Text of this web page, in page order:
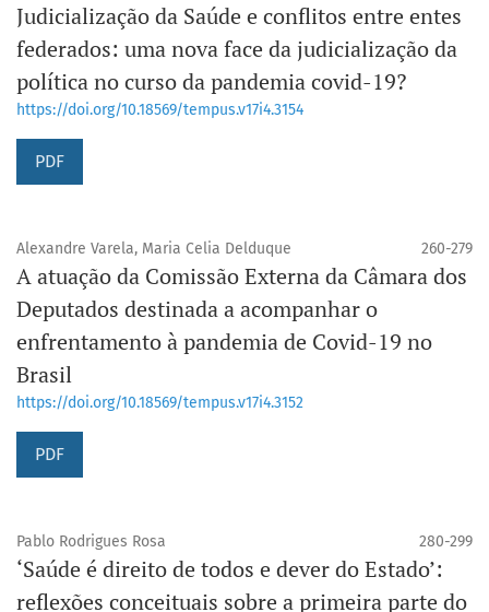
Judicialização da Saúde e conflitos entre entes
federados: uma nova face da judicialização da
política no curso da pandemia covid-19?
https://doi.org/10.18569/tempus.v17i4.3154
PDF
Alexandre Varela, Maria Celia Delduque 260-279
A atuação da Comissão Externa da Câmara dos
Deputados destinada a acompanhar o
enfrentamento à pandemia de Covid-19 no
Brasil
https://doi.org/10.18569/tempus.v17i4.3152
PDF
Pablo Rodrigues Rosa 280-299
‘Saúde é direito de todos e dever do Estado’:
reflexões conceituais sobre a primeira parte do